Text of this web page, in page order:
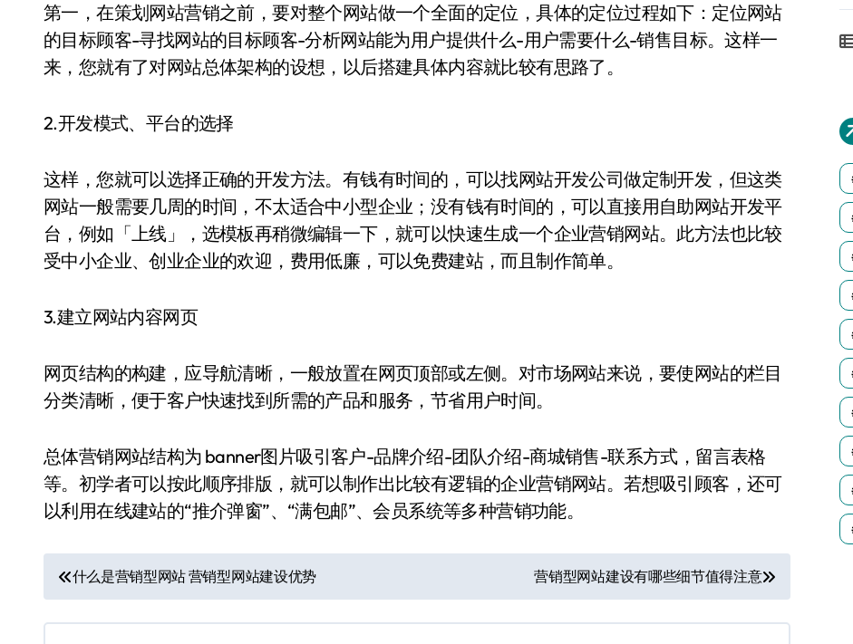
第一，在策划网站营销之前，要对整个网站做一个全面的定位，具体的定位过程如下：定位网站
的目标顾客-寻找网站的目标顾客-分析网站能为用户提供什么-用户需要什么-销售目标。这样一
来，您就有了对网站总体架构的设想，以后搭建具体内容就比较有思路了。
2.开发模式、平台的选择
这样，您就可以选择正确的开发方法。有钱有时间的，可以找网站开发公司做定制开发，但这类
网站一般需要几周的时间，不太适合中小型企业；没有钱有时间的，可以直接用自助网站开发平
台，例如「上线」，选模板再稍微编辑一下，就可以快速生成一个企业营销网站。此方法也比较
受中小企业、创业企业的欢迎，费用低廉，可以免费建站，而且制作简单。
3.建立网站内容网页
网页结构的构建，应导航清晰，一般放置在网页顶部或左侧。对市场网站来说，要使网站的栏目
分类清晰，便于客户快速找到所需的产品和服务，节省用户时间。
总体营销网站结构为 banner图片吸引客户-品牌介绍-团队介绍-商城销售-联系方式，留言表格
等。初学者可以按此顺序排版，就可以制作出比较有逻辑的企业营销网站。若想吸引顾客，还可
以利用在线建站的“推介弹窗”、“满包邮”、会员系统等多种营销功能。
文
章
什么是营销型网站 营销型网站建设优势 营销型网站建设有哪些细节值得注意